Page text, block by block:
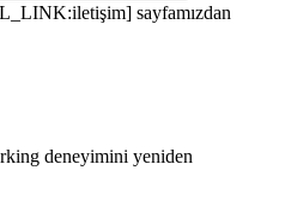
sayfamızdan
deneyimini yeniden